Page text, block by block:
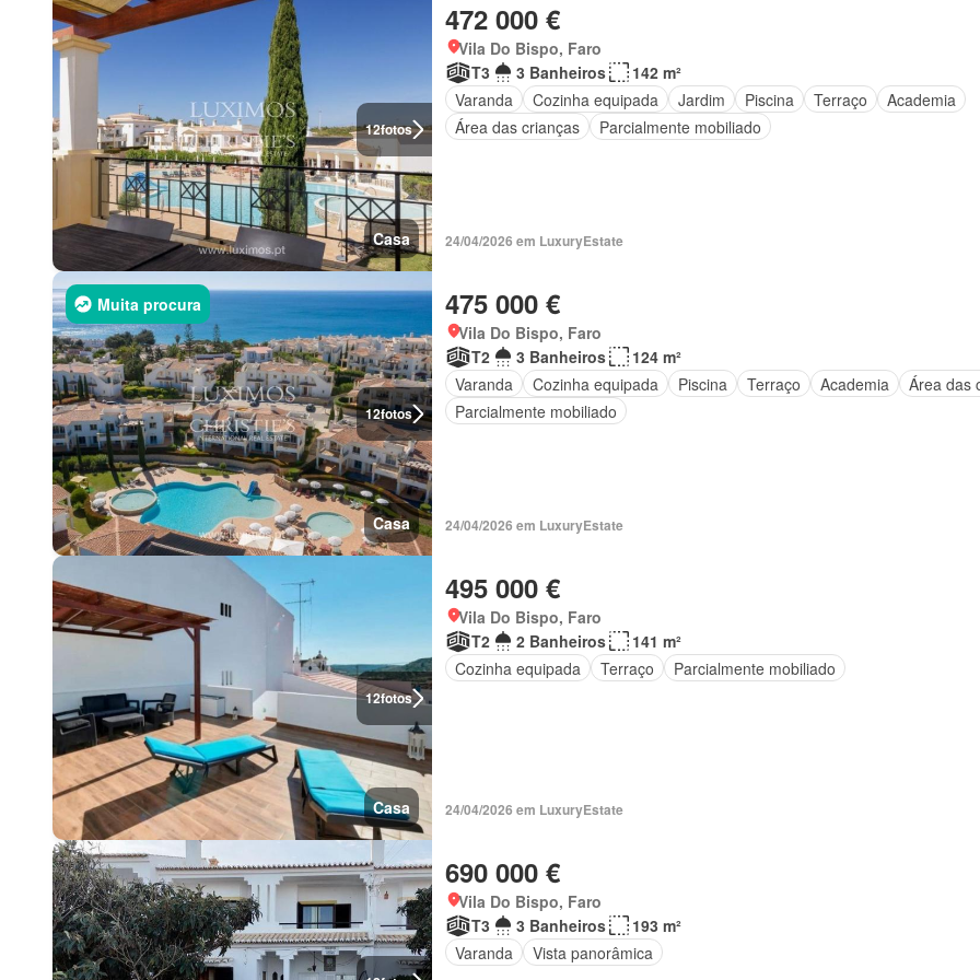
12fotos
Casa
472 000 €
Vila Do Bispo, Faro
T3
3 Banheiros
142 m²
Varanda
Cozinha equipada Jardim Piscina Terraço
Academia
Área das crianças
Parcialmente mobiliado
24/04/2026 em LuxuryEstate
12fotos
Muita procura
Casa
475 000 €
Vila Do Bispo, Faro
T2
3 Banheiros
124 m²
Varanda
Cozinha equipada Piscina Terraço Academia
Área das
Parcialmente mobiliado
24/04/2026 em LuxuryEstate
12fotos
Casa
495 000 €
Vila Do Bispo, Faro
T2
2 Banheiros
141 m²
Cozinha equipada
Terraço Parcialmente mobiliado
24/04/2026 em LuxuryEstate
690 000 €
Vila Do Bispo, Faro
T3
3 Banheiros
193 m²
Varanda
Vista panorâmica